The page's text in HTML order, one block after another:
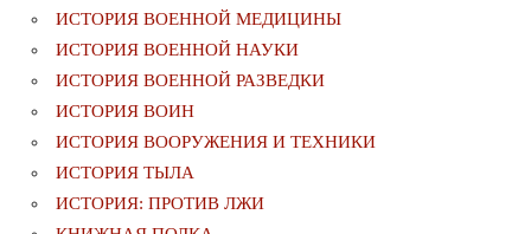
ИСТОРИЯ ВОЕННОЙ МЕДИЦИНЫ
ИСТОРИЯ ВОЕННОЙ НАУКИ
ИСТОРИЯ ВОЕННОЙ РАЗВЕДКИ
ИСТОРИЯ ВОИН
ИСТОРИЯ ВООРУЖЕНИЯ И ТЕХНИКИ
ИСТОРИЯ ТЫЛА
ИСТОРИЯ: ПРОТИВ ЛЖИ